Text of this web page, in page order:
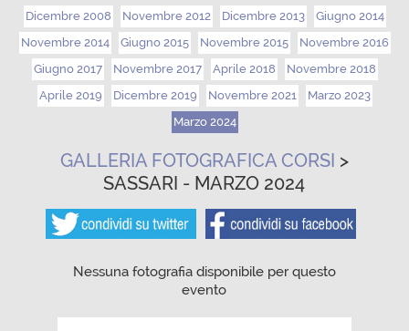
Dicembre 2008 Novembre 2012 Dicembre 2013
Giugno 2014
Novembre 2014
Giugno 2015 Novembre 2015
Novembre 2016
Giugno 2017
Novembre 2017 Aprile 2018
Novembre 2018
Aprile 2019
Dicembre 2019 Novembre 2021
Marzo 2023
Marzo 2024
GALLERIA FOTOGRAFICA CORSI >
SASSARI - MARZO 2024
Nessuna fotografia disponibile per questo
evento